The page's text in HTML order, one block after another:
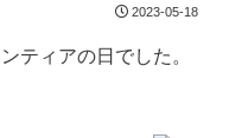
2023-05-18
ティアの日でした。